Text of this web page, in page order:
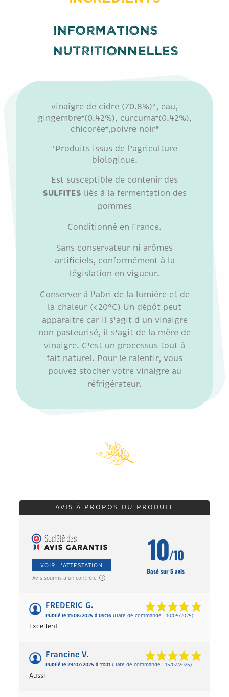
Informations
nutritionnelles
vinaigre de cidre (70.8%)*, eau,
gingembre*(0.42%), curcuma*(0.42%),
chicorée*,poivre noir*
*Produits issus de l’agriculture
biologique.
Est susceptible de contenir des
SULFITES liés à la fermentation des
pommes
Conditionné en France.
Sans conservateur ni arômes
artificiels, conformément à la
législation en vigueur.
Conserver à l'abri de la lumière et de
la chaleur (<20°C) Un dépôt peut
apparaitre car il s'agit d'un vinaigre
non pasteurisé, il s'agit de la mère de
vinaigre. C'est un processus tout à
fait naturel. Pour le ralentir, vous
pouvez stocker votre vinaigre au
réfrigérateur.
AVIS À PROPOS DU PRODUIT
VOIR L'ATTESTATION
Avis soumis à un contrôle
10/10
Basé sur 5 avis
FREDERIC G.
Publié le 11/08/2025 à 09:16 (Date de commande : 10/05/2025)
Excellent
Francine V.
Publié le 29/07/2025 à 11:01 (Date de commande : 15/07/2025)
Aussi